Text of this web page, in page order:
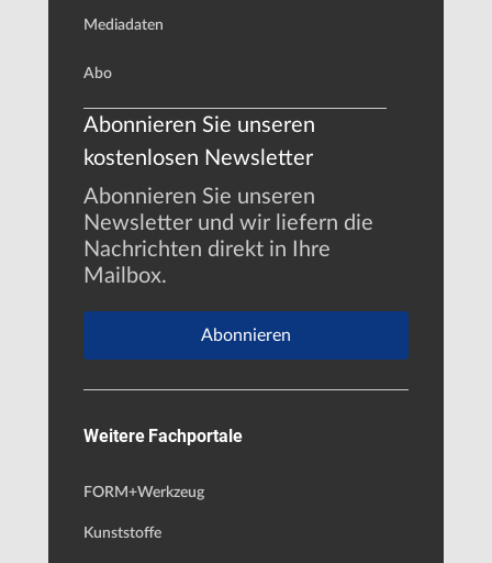
Mediadaten
Abo
Abonnieren Sie unseren
kostenlosen Newsletter
Abonnieren Sie unseren
Newsletter und wir liefern die
Nachrichten direkt in Ihre
Mailbox.
Abonnieren
Weitere Fachportale
FORM+Werkzeug
Kunststoffe